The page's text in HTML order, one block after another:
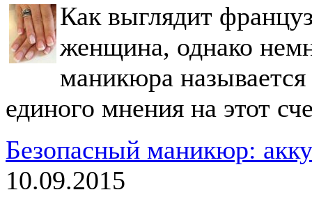
Как выглядит
женщина, однако
маникюра
единого мнения на этот
Безопасный маникюр:
10.09.2015